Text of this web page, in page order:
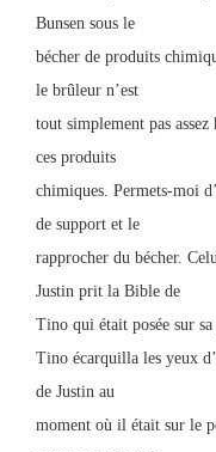
Bunsen sous le
bécher de produits
le brûleur n’est
tout simplement pas
ces produits
chimiques. Permets-moi
de support et le
rapprocher du bécher.
Justin prit la Bible de
Tino qui était posée sur
Tino écarquilla les yeux
de Justin au
moment où il était sur le